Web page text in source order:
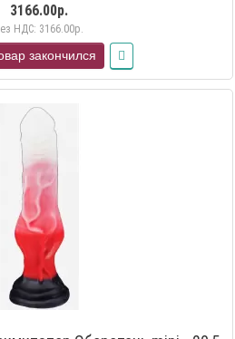
3166.00р.
НДС: 3166.00р.
закончился